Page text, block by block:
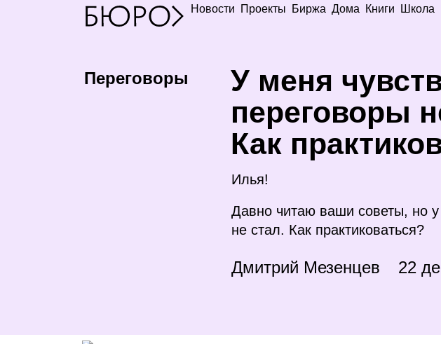
Новости Проекты Биржа Дома Книги Школа
Переговоры Уменя
переговоры
Как
Илья!
Давно читаю ваши советы, но
не стал. Как практиковаться?
Дмитрий Мезенцев 22